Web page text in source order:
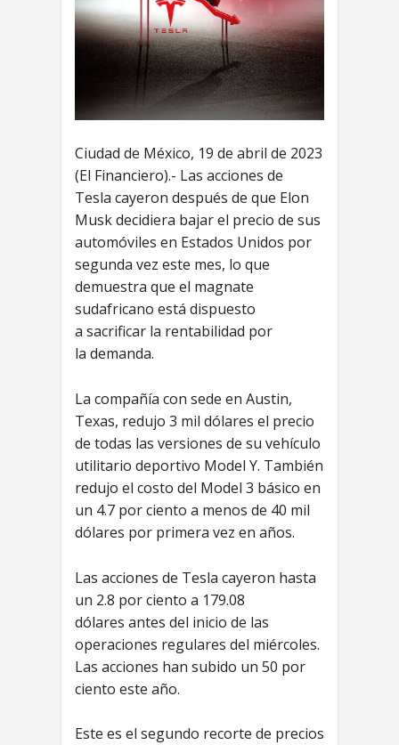
Ciudad de México, 19 de abril de 2023
(El Financiero).- Las acciones de
Tesla cayeron después de que Elon
Musk decidiera bajar el precio de sus
automóviles en Estados Unidos por
segunda vez este mes, lo que
demuestra que el magnate
sudafricano está dispuesto
a sacrificar la rentabilidad por
la demanda.
La compañía con sede en Austin,
Texas, redujo 3 mil dólares el precio
de todas las versiones de su vehículo
utilitario deportivo Model Y. También
redujo el costo del Model 3 básico en
un 4.7 por ciento a menos de 40 mil
dólares por primera vez en años.
Las acciones de Tesla cayeron hasta
un 2.8 por ciento a 179.08
dólares antes del inicio de las
operaciones regulares del miércoles.
Las acciones han subido un 50 por
ciento este año.
Este es el segundo recorte de precios